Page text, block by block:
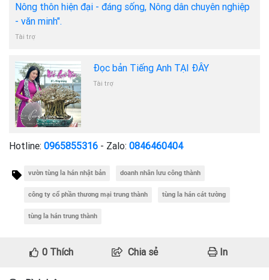
Nông thôn hiện đại - đáng sống, Nông dân chuyên nghiệp
- văn minh".
Tài trợ
Đọc bản Tiếng Anh TẠI ĐÂY
Tài trợ
Hotline: 0965855316 - Zalo: 0846460404
vườn tùng la hán nhật bản doanh nhân lưu công thành
công ty cổ phần thương mại trung thành tùng la hán cát tường
tùng la hán trung thành
0Thích Chia sẻ In